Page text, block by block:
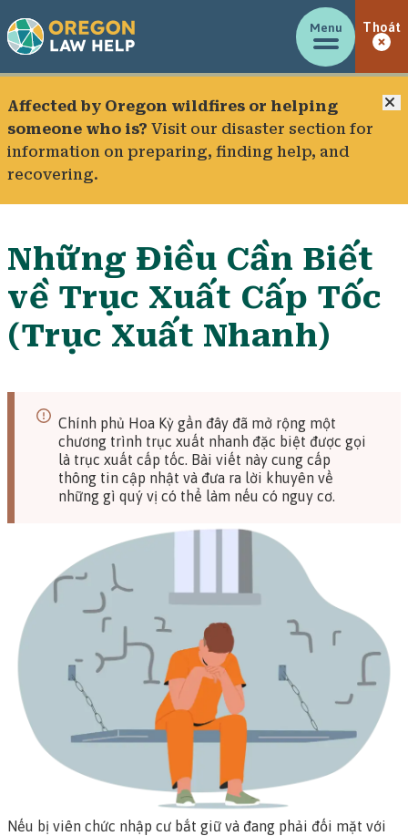
Menu Thoát
Affected by Oregon wildfires or helping
someone who is? Visit our disaster section for
information on preparing, finding help, and
recovering.
Những Điều Cần Biết
về Trục Xuất Cấp Tốc
(Trục Xuất Nhanh)
Chính phủ Hoa Kỳ gần đây đã mở rộng một
chương trình trục xuất nhanh đặc biệt được gọi
là trục xuất cấp tốc. Bài viết này cung cấp
thông tin cập nhật và đưa ra lời khuyên về
những gì quý vị có thể làm nếu có nguy cơ.
Nếu bị viên chức nhập cư bắt giữ và đang phải đối mặt với